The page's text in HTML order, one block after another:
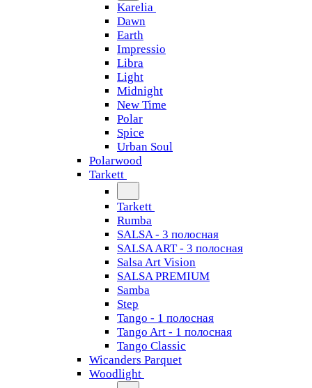
Karelia
Dawn
Earth
Impressio
Libra
Light
Midnight
New Time
Polar
Spice
Urban Soul
Polarwood
Tarkett
Tarkett
Rumba
SALSA - 3 полосная
SALSA ART - 3 полосная
Salsa Art Vision
SALSA PREMIUM
Samba
Step
Tango - 1 полосная
Tango Art - 1 полосная
Tango Classiс
Wicanders Parquet
Woodlight